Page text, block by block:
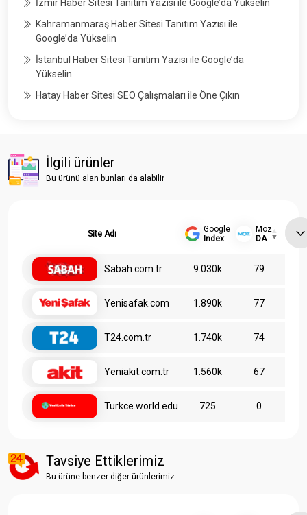
İzmir Haber Sitesi Tanıtım Yazısı ile Google’da Yükselin
Kahramanmaraş Haber Sitesi Tanıtım Yazısı ile
Google’da Yükselin
İstanbul Haber Sitesi Tanıtım Yazısı ile Google’da
Yükselin
Hatay Haber Sitesi SEO Çalışmaları ile Öne Çıkın
İlgili ürünler
Bu ürünü alan bunları da alabilir
Site Adı
Google
Index
Moz
DA
Sabah.com.tr 9.030k 79
Yenisafak.com 1.890k 77
T24.com.tr 1.740k 74
Yeniakit.com.tr 1.560k 67
Turkce.world.edu 725 0
Tavsiye Ettiklerimiz
Bu ürüne benzer diğer ürünlerimiz